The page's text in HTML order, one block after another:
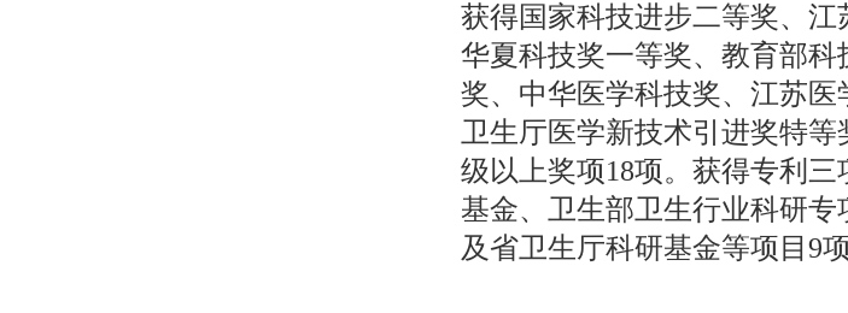
获得国家科技进步二等奖、江
华夏科技奖一等奖、教育部
奖、中华医学科技奖、江苏
卫生厅医学新技术引进奖特
级以上奖项18项。获得专利
基金、卫生部卫生行业科研
及省卫生厅科研基金等项目9项